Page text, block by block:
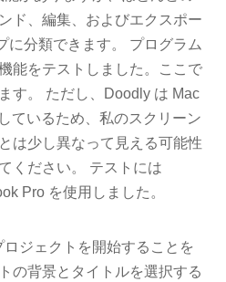
ド、編集、およびエクスポー
に分類できます。 プログラム
能をテストしました。ここで
す。 ただし、Doodly は Mac
ているため、私のスクリーン
は少し異なって見える可能性
ください。 テストには
Pro を使用しました。
ジェクトを開始することを
の背景とタイトルを選択する